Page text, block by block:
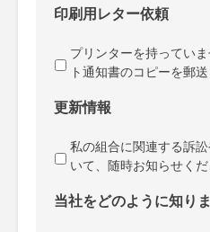
印刷用レター依頼
プリンターを持ってい
ト通知書のコピーを郵送
更新情報
私の組合に関連する訴
いて、随時お知らせくだ
当社をどのように知り